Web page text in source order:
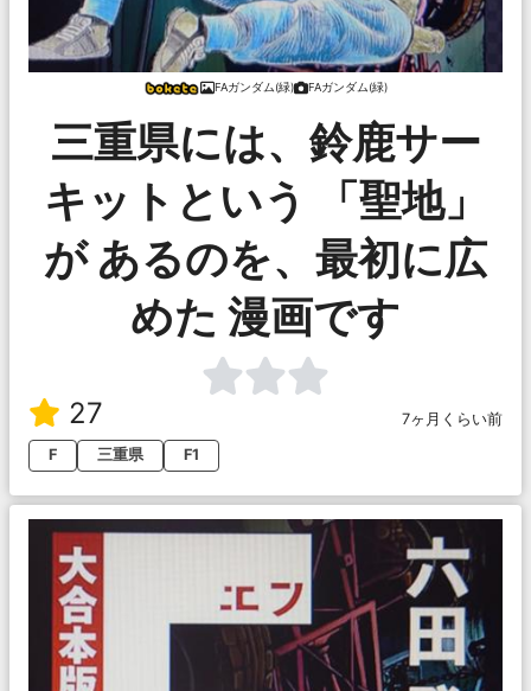
FAガンダム(緑) FAガンダム(緑)
三重県には、鈴鹿サー
キットという 「聖地」
が あるのを、最初に広
めた 漫画です
27
7ヶ月くらい前
F
三重県 F1